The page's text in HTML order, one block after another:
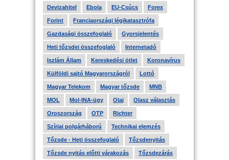
Devizahitel Ebola EU-Csúcs Forex
Forint Franciaországi légikatasztrófa
Gazdasági összefoglaló Gyorsjelentés
Heti tőzsdei összefoglaló Internetadó
Iszlám Állam Kereskedési ötlet Koronavírus
Külföldi sajtó Magyarországról Lottó
Magyar Telekom Magyar tőzsde MNB
MOL Mol-INA-ügy Olaj Olasz választás
Oroszország OTP Richter
Szíriai polgárháború Technikai elemzés
Tőzsde - Heti összefoglaló Tőzsdenyitás
Tőzsde nyitás előtti várakozás Tőzsdezárás